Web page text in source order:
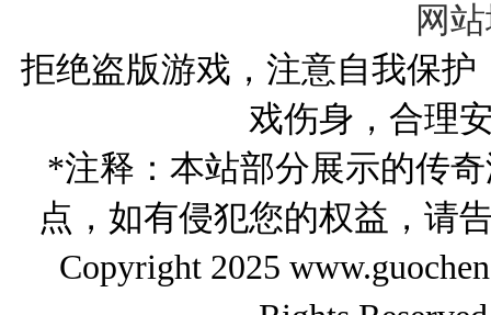
网
拒绝盗版游戏，注意自我保
戏伤身，合理
*注释：本站部分展示的传
点，如有侵犯您的权益，请
Copyright 2025